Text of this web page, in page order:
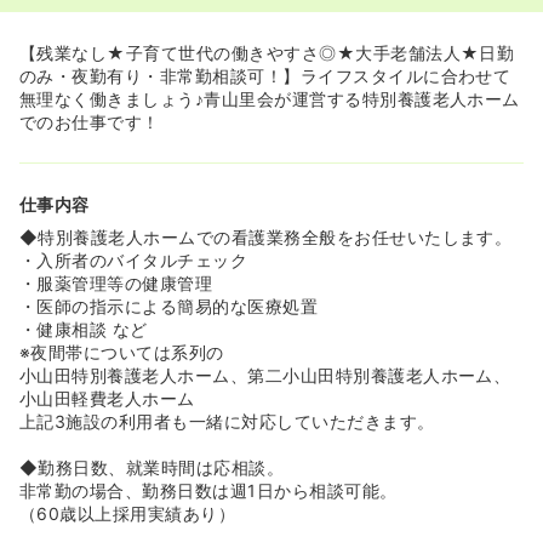
ライベートも充実できます。
◆託児所や単身者用の社宅が利用いただける様になってお
り、職員の働きやすい環境の整備にも力を入れております♪
◆育児休業取得実績や保育所完備など、子育てとの両立を
【残業なし★子育て世代の働きやすさ◎★大手老舗法人★日勤
のみ・夜勤有り・非常勤相談可！】ライフスタイルに合わせて
無理なく働きましょう♪青山里会が運営する特別養護老人ホーム
でのお仕事です！
仕事内容
◆特別養護老人ホームでの看護業務全般をお任せいたします。
・入所者のバイタルチェック
・服薬管理等の健康管理
・医師の指示による簡易的な医療処置
・健康相談 など
※夜間帯については系列の
小山田特別養護老人ホーム、第二小山田特別養護老人ホーム、
小山田軽費老人ホーム
上記3施設の利用者も一緒に対応していただきます。
◆勤務日数、就業時間は応相談。
非常勤の場合、勤務日数は週1日から相談可能。
（60歳以上採用実績あり）